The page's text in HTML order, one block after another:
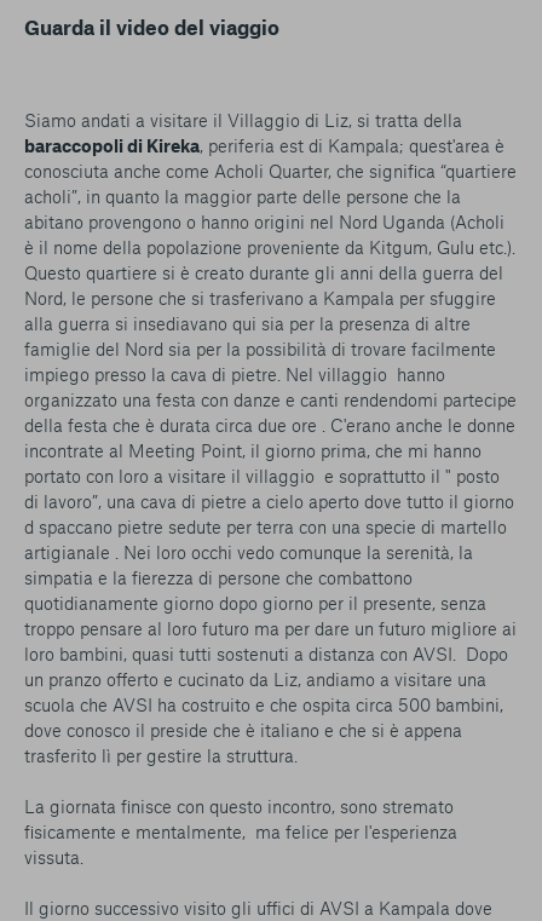
Guarda il video del viaggio
Siamo andati a visitare il Villaggio di Liz, si tratta della
baraccopoli di Kireka, periferia est di Kampala; quest'area è
conosciuta anche come Acholi Quarter, che significa “quartiere
acholi”, in quanto la maggior parte delle persone che la
abitano provengono o hanno origini nel Nord Uganda (Acholi
è il nome della popolazione proveniente da Kitgum, Gulu etc.).
Questo quartiere si è creato durante gli anni della guerra del
Nord, le persone che si trasferivano a Kampala per sfuggire
alla guerra si insediavano qui sia per la presenza di altre
famiglie del Nord sia per la possibilità di trovare facilmente
impiego presso la cava di pietre. Nel villaggio hanno
organizzato una festa con danze e canti rendendomi partecipe
della festa che è durata circa due ore . C'erano anche le donne
incontrate al Meeting Point, il giorno prima, che mi hanno
portato con loro a visitare il villaggio e soprattutto il " posto
di lavoro”, una cava di pietre a cielo aperto dove tutto il giorno
d spaccano pietre sedute per terra con una specie di martello
artigianale . Nei loro occhi vedo comunque la serenità, la
simpatia e la fierezza di persone che combattono
quotidianamente giorno dopo giorno per il presente, senza
troppo pensare al loro futuro ma per dare un futuro migliore ai
loro bambini, quasi tutti sostenuti a distanza con AVSI. Dopo
un pranzo offerto e cucinato da Liz, andiamo a visitare una
scuola che AVSI ha costruito e che ospita circa 500 bambini,
dove conosco il preside che è italiano e che si è appena
trasferito lì per gestire la struttura.
La giornata finisce con questo incontro, sono stremato
fisicamente e mentalmente, ma felice per l'esperienza
vissuta.
Il giorno successivo visito gli uffici di AVSI a Kampala dove